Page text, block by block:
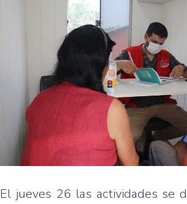
El jueves 26 las actividades se